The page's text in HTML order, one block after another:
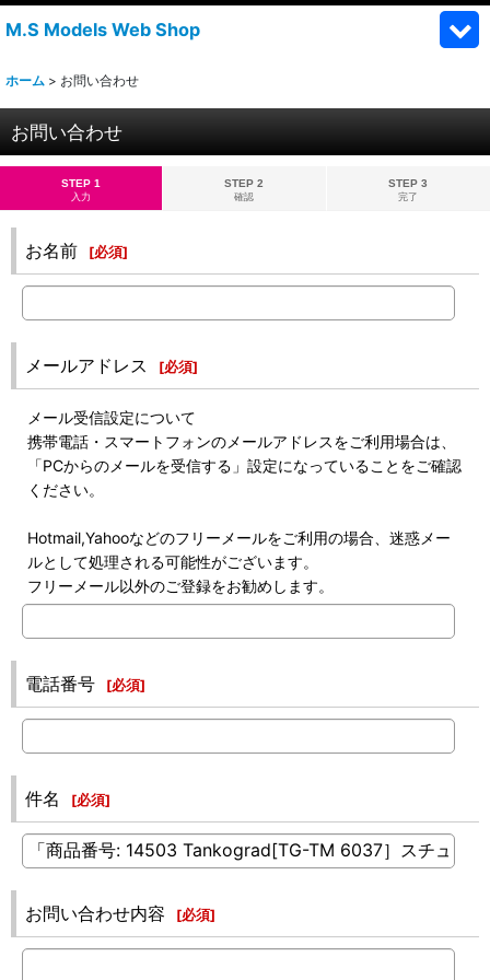
M.S Models Web Shop
ホーム > お問い合わせ
お問い合わせ
STEP 1
入力
STEP 2
確認
STEP 3
完了
お名前 [必須]
メールアドレス [必須]
メール受信設定について
携帯電話・スマートフォンのメールアドレスをご利用場合は、
「PCからのメールを受信する」設定になっていることをご確認
ください。
Hotmail,Yahooなどのフリーメールをご利用の場合、迷惑メー
ルとして処理される可能性がございます。
フリーメール以外のご登録をお勧めします。
電話番号 [必須]
件名 [必須]
お問い合わせ内容 [必須]